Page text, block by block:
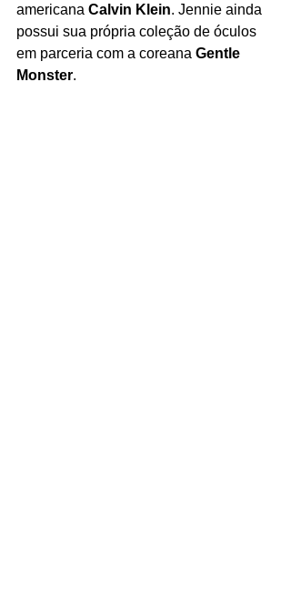
americana Calvin Klein. Jennie ainda
possui sua própria coleção de óculos
em parceria com a coreana Gentle
Monster.